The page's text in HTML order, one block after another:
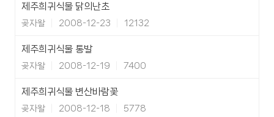
제주희귀식물 닭의난초
곶자왈 2008-12-23 12132
제주희귀식물 통발
곶자왈 2008-12-19 7400
제주희귀식물 변산바람꽃
곶자왈 2008-12-18 5778